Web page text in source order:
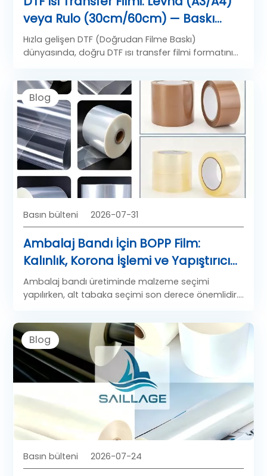
veya Rulo (30cm/60cm) — Baskı
Hacminize Hangi Format Daha
Uygun?
Hızla gelişen DTF (Doğrudan Filme Baskı)
dünyasında, doğru DTF ısı transfer filmi formatını
verimliliğinizi, malzeme maliyetinizi, baskı hızınızı ve
nihai transfer kalitesini doğrudan etkiliyor.
Blog
Basın bülteni 2026-07-31
Ambalaj Bandı İçin BOPP Film:
Kalınlık, Korona İşlemi ve Yapıştırıcı
Kaplama Özellikleri
Ambalaj bandı üretiminde malzeme seçimi
yapılırken, alt tabaka seçimi son derece önemlidir.
çapındaki sektörlerde kullanılan basınca duyarlı
yapışkan bantların temel omurgasını oluşturur.
Herhangi bir BOPP film yapışkan bandının
performansı üç kritik özelliğe bağlıdır: kalınlık,
korona işlemi ve yapışkan kaplama. Bu
parametreleri anlamak, optimum bant kalitesinde
BOPP film performansı arayan bant üreticileri ve
tedarik uzmanları için çok önemlidir.
Blog
Basın bülteni 2026-07-24